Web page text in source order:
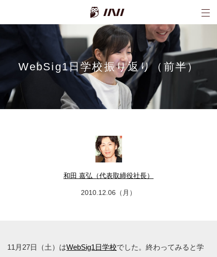
WebSig1日学校振り返り（前半）
和田 嘉弘（代表取締役社長）
2010.12.06（月）
11月27日（土）はWebSig1日学校でした。終わってみると学